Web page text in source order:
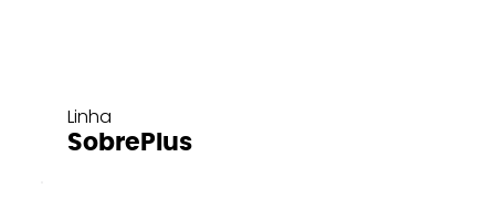
Linha
SobrePlus